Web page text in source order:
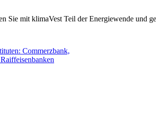
mit klimaVest Teil der Energiewende und
Commerzbank,